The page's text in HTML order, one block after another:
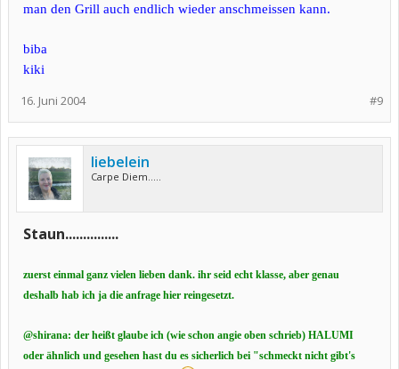
man den Grill auch endlich wieder anschmeissen kann.
biba
kiki
#9
16. Juni 2004
liebelein
Carpe Diem.....
Staun...............
zuerst einmal ganz vielen lieben dank. ihr seid echt klasse, aber genau
deshalb hab ich ja die anfrage hier reingesetzt.
@shirana: der heißt glaube ich (wie schon angie oben schrieb) HALUMI
oder ähnlich und gesehen hast du es sicherlich bei "schmeckt nicht gibt's